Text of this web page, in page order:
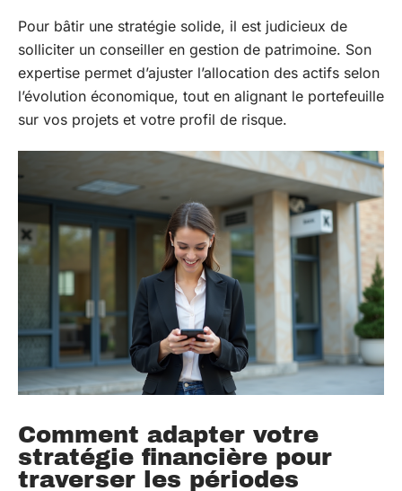
Pour bâtir une stratégie solide, il est judicieux de
solliciter un conseiller en gestion de patrimoine. Son
expertise permet d’ajuster l’allocation des actifs selon
l’évolution économique, tout en alignant le portefeuille
sur vos projets et votre profil de risque.
Comment adapter votre
stratégie financière pour
traverser les périodes